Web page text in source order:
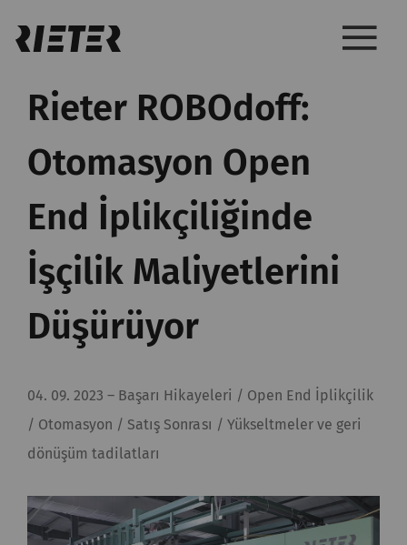
Rieter ROBOdoff:
Otomasyon Open
End İplikçiliğinde
İşçilik Maliyetlerini
Düşürüyor
04. 09. 2023– Başarı Hikayeleri / Open End İplikçilik
/ Otomasyon / Satış Sonrası / Yükseltmeler ve geri
dönüşüm tadilatları